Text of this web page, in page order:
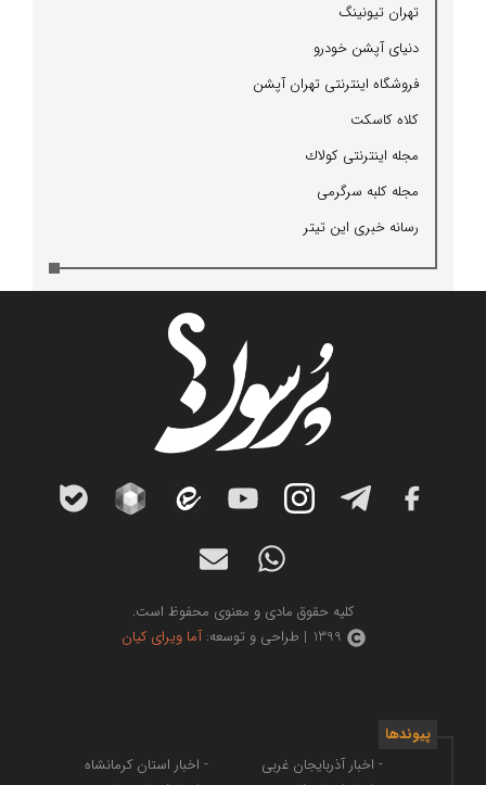
تهران تیونینگ
دنیای آپشن خودرو
فروشگاه اینترنتی تهران آپشن
كلاه كاسكت
مجله اینترنتی كولاك
مجله كلبه سرگرمی
رسانه خبری این تیتر
کلیه حقوق مادی و معنوی محفوظ است.
1399 | طراحی و توسعه:
آما ویرای کیان
پیوندها
- اخبار آذربایجان غربی
- اخبار استان کرمانشاه